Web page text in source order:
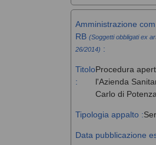
Amministrazione
RB (Soggetti obbligati ex
26/2014) :
Titolo
:
Procedura
l'Azienda
Carlo di
Tipologia appalto :
Data pubblicazione